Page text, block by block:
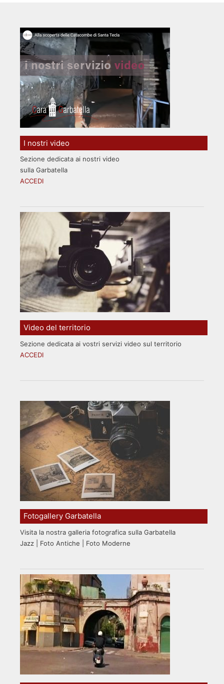
I nostri video
Sezione dedicata ai nostri video
sulla Garbatella
ACCEDI
Video del territorio
Sezione dedicata ai vostri servizi video sul territorio
ACCEDI
Fotogallery Garbatella
Visita la nostra galleria fotografica sulla Garbatella
Jazz | Foto Antiche | Foto Moderne